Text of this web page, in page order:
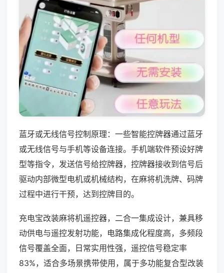
蓝牙或无线信号控制原理：一些智能控牌器通过蓝牙
或无线信号与手机等设备连接。手机端软件预设好牌
型等指令，发送信号给控牌器，控牌器接收到信号后
驱动内部微型电机或机械结构，在麻将机洗牌、码牌
过程中进行干预，达到控牌目的。
充电宝改装麻将机遥控器，二合一集成设计，兼具移
动供电与遥控发射功能，电路集成化程度高，多频段
信号覆盖全面，日常实用性强，遥控信号稳定率
83%，适合多场景携带使用，属于多功能复合型改装